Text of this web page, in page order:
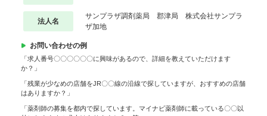
法人名
サンプラザ調剤薬局 郡津局 株式会社サンプラ
ザ加地
お問い合わせの例
「求人番号〇〇〇〇〇〇に興味があるので、詳細を教えていただけます
か？」
「残業が少なめの店舗をJR〇〇線の沿線で探していますが、おすすめの店舗
はありますか？」
「薬剤師の募集を都内で探しています。マイナビ薬剤師に載っている〇〇以